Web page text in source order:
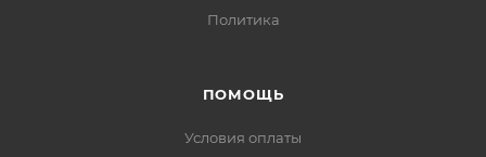
Политика
ПОМОЩЬ
Условия оплаты